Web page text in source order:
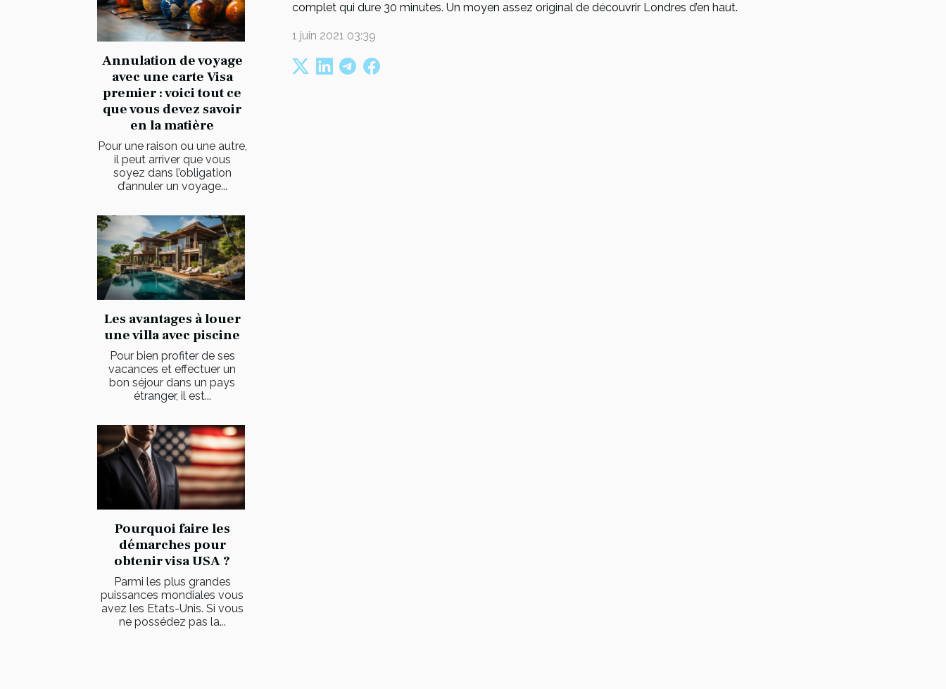
Annulation de voyage
avec une carte Visa
premier : voici tout ce
que vous devez savoir
en la matière
Pour une raison ou une autre,
il peut arriver que vous
soyez dans l’obligation
d’annuler un voyage...
Les avantages à louer
une villa avec piscine
Pour bien profiter de ses
vacances et effectuer un
bon séjour dans un pays
étranger, il est...
Pourquoi faire les
démarches pour
obtenir visa USA ?
Parmi les plus grandes
puissances mondiales vous
avez les Etats-Unis. Si vous
ne possédez pas la...
complet qui dure 30 minutes. Un moyen assez original de découvrir Londres d’en haut.
1 juin 2021 03:39